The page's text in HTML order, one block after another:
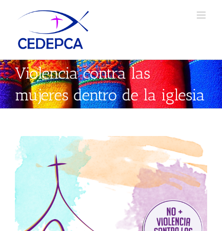
Violencia contra las
mujeres dentro de la iglesia
Ver
imagen
más